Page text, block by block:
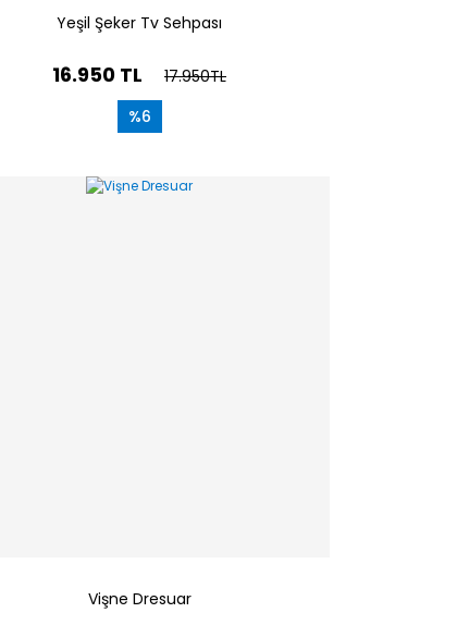
Yeşil Şeker Tv Sehpası
16.950 TL
17.950TL
%6
Vişne Dresuar